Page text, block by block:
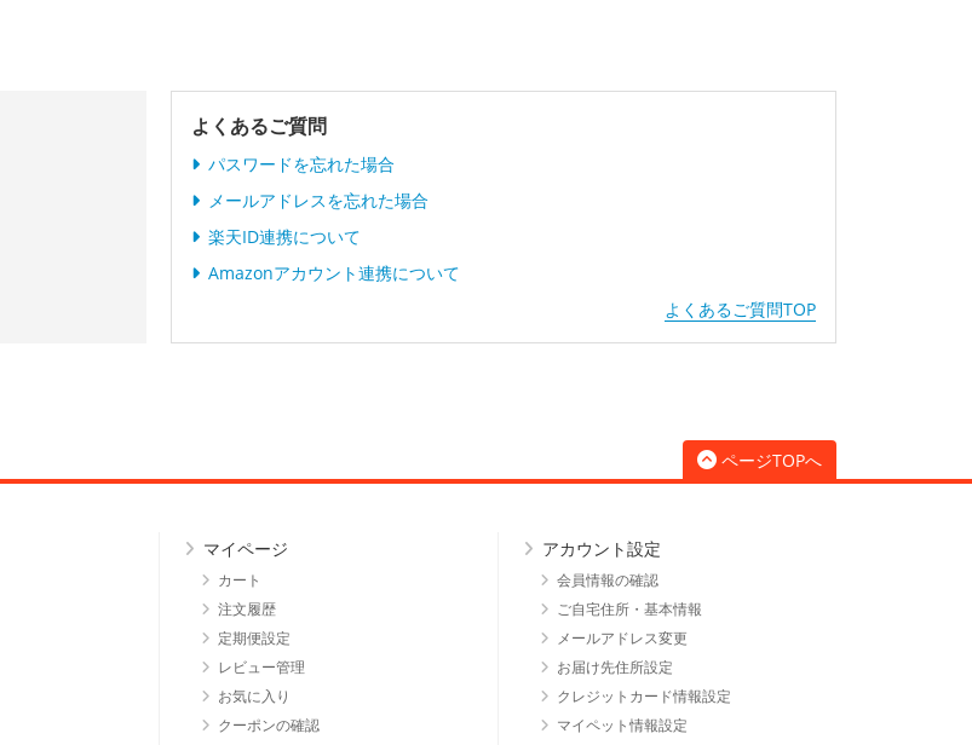
よくあるご質問
パスワードを忘れた場合
メールアドレスを忘れた場合
楽天ID連携について
Amazonアカウント連携について
よくあるご質問TOP
ページTOPへ
マイページ
カート
注文履歴
定期便設定
レビュー管理
お気に入り
クーポンの確認
アカウント設定
会員情報の確認
ご自宅住所・基本情報
メールアドレス変更
お届け先住所設定
クレジットカード情報設定
マイペット情報設定